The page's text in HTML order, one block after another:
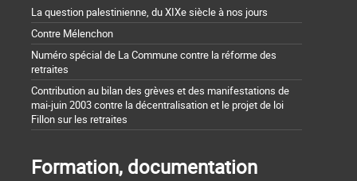
La question palestinienne, du XIXe siècle à nos jours
Contre Mélenchon
Numéro spécial de La Commune contre la réforme des
retraites
Contribution au bilan des grèves et des manifestations de
mai-juin 2003 contre la décentralisation et le projet de loi
Fillon sur les retraites
Formation, documentation